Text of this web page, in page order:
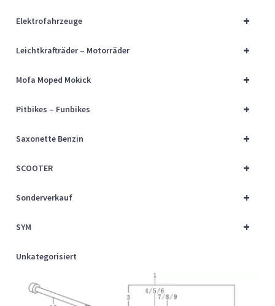
+
Elektrofahrzeuge
+
Leichtkrafträder – Motorräder
+
Mofa Moped Mokick
+
Pitbikes – Funbikes
+
Saxonette Benzin
+
SCOOTER
+
Sonderverkauf
+
SYM
Unkategorisiert